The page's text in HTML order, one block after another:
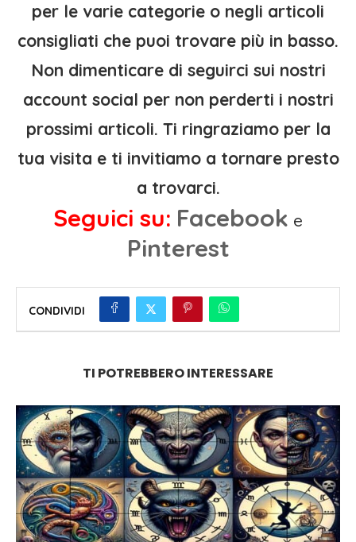
per le varie categorie o negli articoli
consigliati che puoi trovare più in basso.
Non dimenticare di seguirci sui nostri
account social per non perderti i nostri
prossimi articoli. Ti ringraziamo per la
tua visita e ti invitiamo a tornare presto
a trovarci.
Seguici su: Facebook e
Pinterest
CONDIVIDI
TI POTREBBERO INTERESSARE